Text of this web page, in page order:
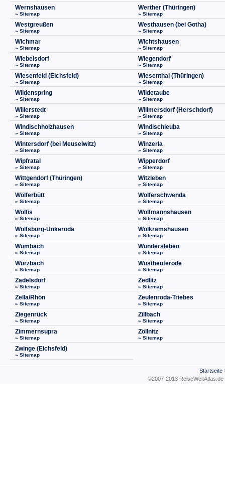
Wernshausen
» Sitemap
Werther (Thüringen)
» Sitemap
Westgreußen
» Sitemap
Westhausen (bei Gotha)
» Sitemap
Wichmar
» Sitemap
Wichtshausen
» Sitemap
Wiebelsdorf
» Sitemap
Wiegendorf
» Sitemap
Wiesenfeld (Eichsfeld)
» Sitemap
Wiesenthal (Thüringen)
» Sitemap
Wildenspring
» Sitemap
Wildetaube
» Sitemap
Willerstedt
» Sitemap
Willmersdorf (Herschdorf)
» Sitemap
Windischholzhausen
» Sitemap
Windischleuba
» Sitemap
Wintersdorf (bei Meuselwitz)
» Sitemap
Winzerla
» Sitemap
Wipfratal
» Sitemap
Wipperdorf
» Sitemap
Wittgendorf (Thüringen)
» Sitemap
Witzleben
» Sitemap
Wölferbütt
» Sitemap
Wolferschwenda
» Sitemap
Wölfis
» Sitemap
Wolfmannshausen
» Sitemap
Wolfsburg-Unkeroda
» Sitemap
Wolkramshausen
» Sitemap
Wümbach
» Sitemap
Wundersleben
» Sitemap
Wurzbach
» Sitemap
Wüstheuterode
» Sitemap
Zadelsdorf
» Sitemap
Zedlitz
» Sitemap
Zella/Rhön
» Sitemap
Zeulenroda-Triebes
» Sitemap
Ziegenrück
» Sitemap
Zillbach
» Sitemap
Zimmernsupra
» Sitemap
Zöllnitz
» Sitemap
Zwinge (Eichsfeld)
» Sitemap
Startseite
©2007-2013